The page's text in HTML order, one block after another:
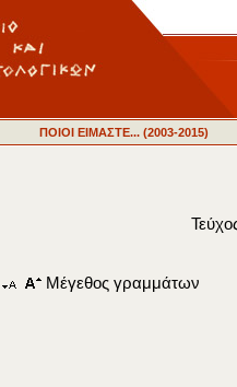
ΠΟΙΟΙ ΕΙΜΑΣΤΕ... (2003-2015)
Μέγεθος γραμμάτων